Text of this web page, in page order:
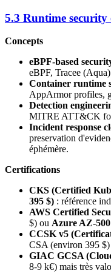
5.3 Runtime security
Concepts
eBPF-based
eBPF, Tracee
Container runtime
AppArmor profiles,
Detection
MITRE ATT&CK
Incident response
preservation
éphémère.
Certifications
CKS (Certified
395 $) : référence
AWS Certified
$) ou Azure AZ-500
CCSK v5
CSA (environ 395 $)
GIAC GCSA
8-9 k€) mais très